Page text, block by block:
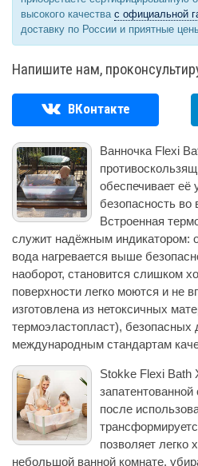
высокого качества с официальной
доставку по России и приятные
Напишите нам,
ВКонтакте
Ванночка Flexi
обеспечивает её
безопасность во
Встроенная
служит надёжным индикатором:
вода нагревается выше
наоборот, становится слишком
поверхности легко моются и не
изготовлена из нетоксичных
термоэластопласт), безопасных
международным стандартам
Stokke Flexi Bath
после
позволяет легко
небольшой ванной комнате,